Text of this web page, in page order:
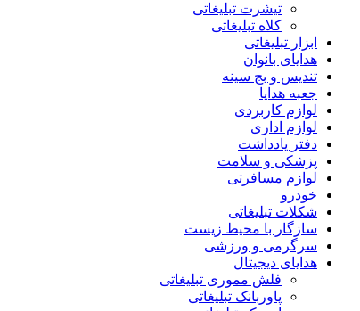
تیشرت تبلیغاتی
کلاه تبلیغاتی
ابزار تبلیغاتی
هدایای بانوان
تندیس و بج سینه
جعبه هدایا
لوازم کاربردی
لوازم اداری
دفتر یادداشت
پزشکی و سلامت
لوازم مسافرتی
خودرو
شکلات تبلیغاتی
سازگار با محیط زیست
سرگرمی و ورزشی
هدایای دیجیتال
فلش مموری تبلیغاتی
پاوربانک تبلیغاتی